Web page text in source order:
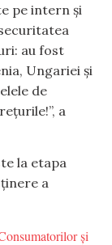
pe intern și
au fost
Ungariei și
de
a
la etapa
a
și